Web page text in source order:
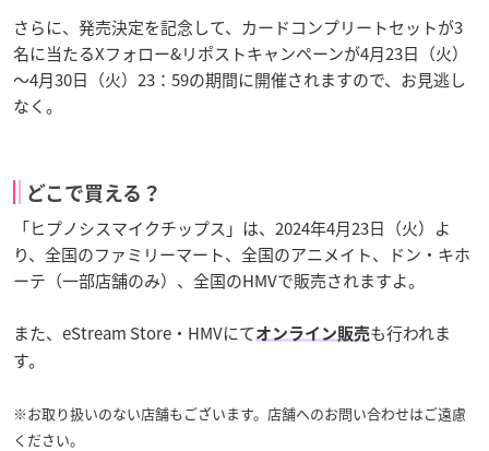
さらに、発売決定を記念して、カードコンプリートセットが3
名に当たるXフォロー&リポストキャンペーンが4月23日（火）
～4月30日（火）23：59の期間に開催されますので、お見逃し
なく。
どこで買える？
「ヒプノシスマイクチップス」は、2024年4月23日（火）よ
り、全国のファミリーマート、全国のアニメイト、ドン・キホ
ーテ（一部店舗のみ）、全国のHMVで販売されますよ。
また、eStream Store・HMVにてオンライン販売も行われま
す。
※お取り扱いのない店舗もございます。店舗へのお問い合わせはご遠慮
ください。